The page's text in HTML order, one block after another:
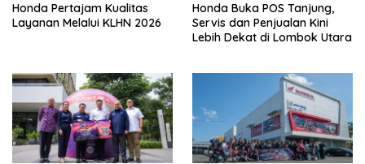
Honda Pertajam Kualitas
Layanan Melalui KLHN 2026
Honda Buka POS Tanjung,
Servis dan Penjualan Kini
Lebih Dekat di Lombok Utara